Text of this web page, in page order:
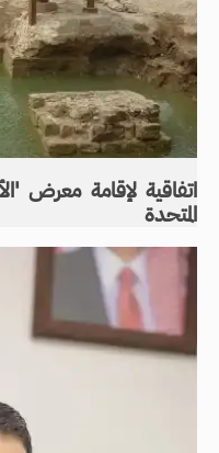
اتفاقية لإقامة معرض
المتحدة